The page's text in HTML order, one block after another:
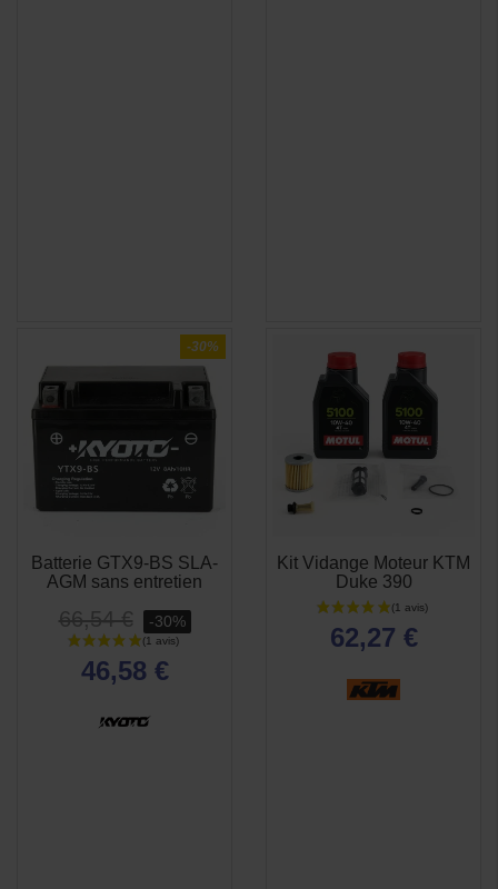
-30%
Batterie GTX9-BS SLA-
AGM sans entretien
66,54 € -30%
46,58 €
Kit Vidange Moteur KTM
Duke 390
62,27 €
APERÇU
RAPIDE
 APERÇU
RAPIDE